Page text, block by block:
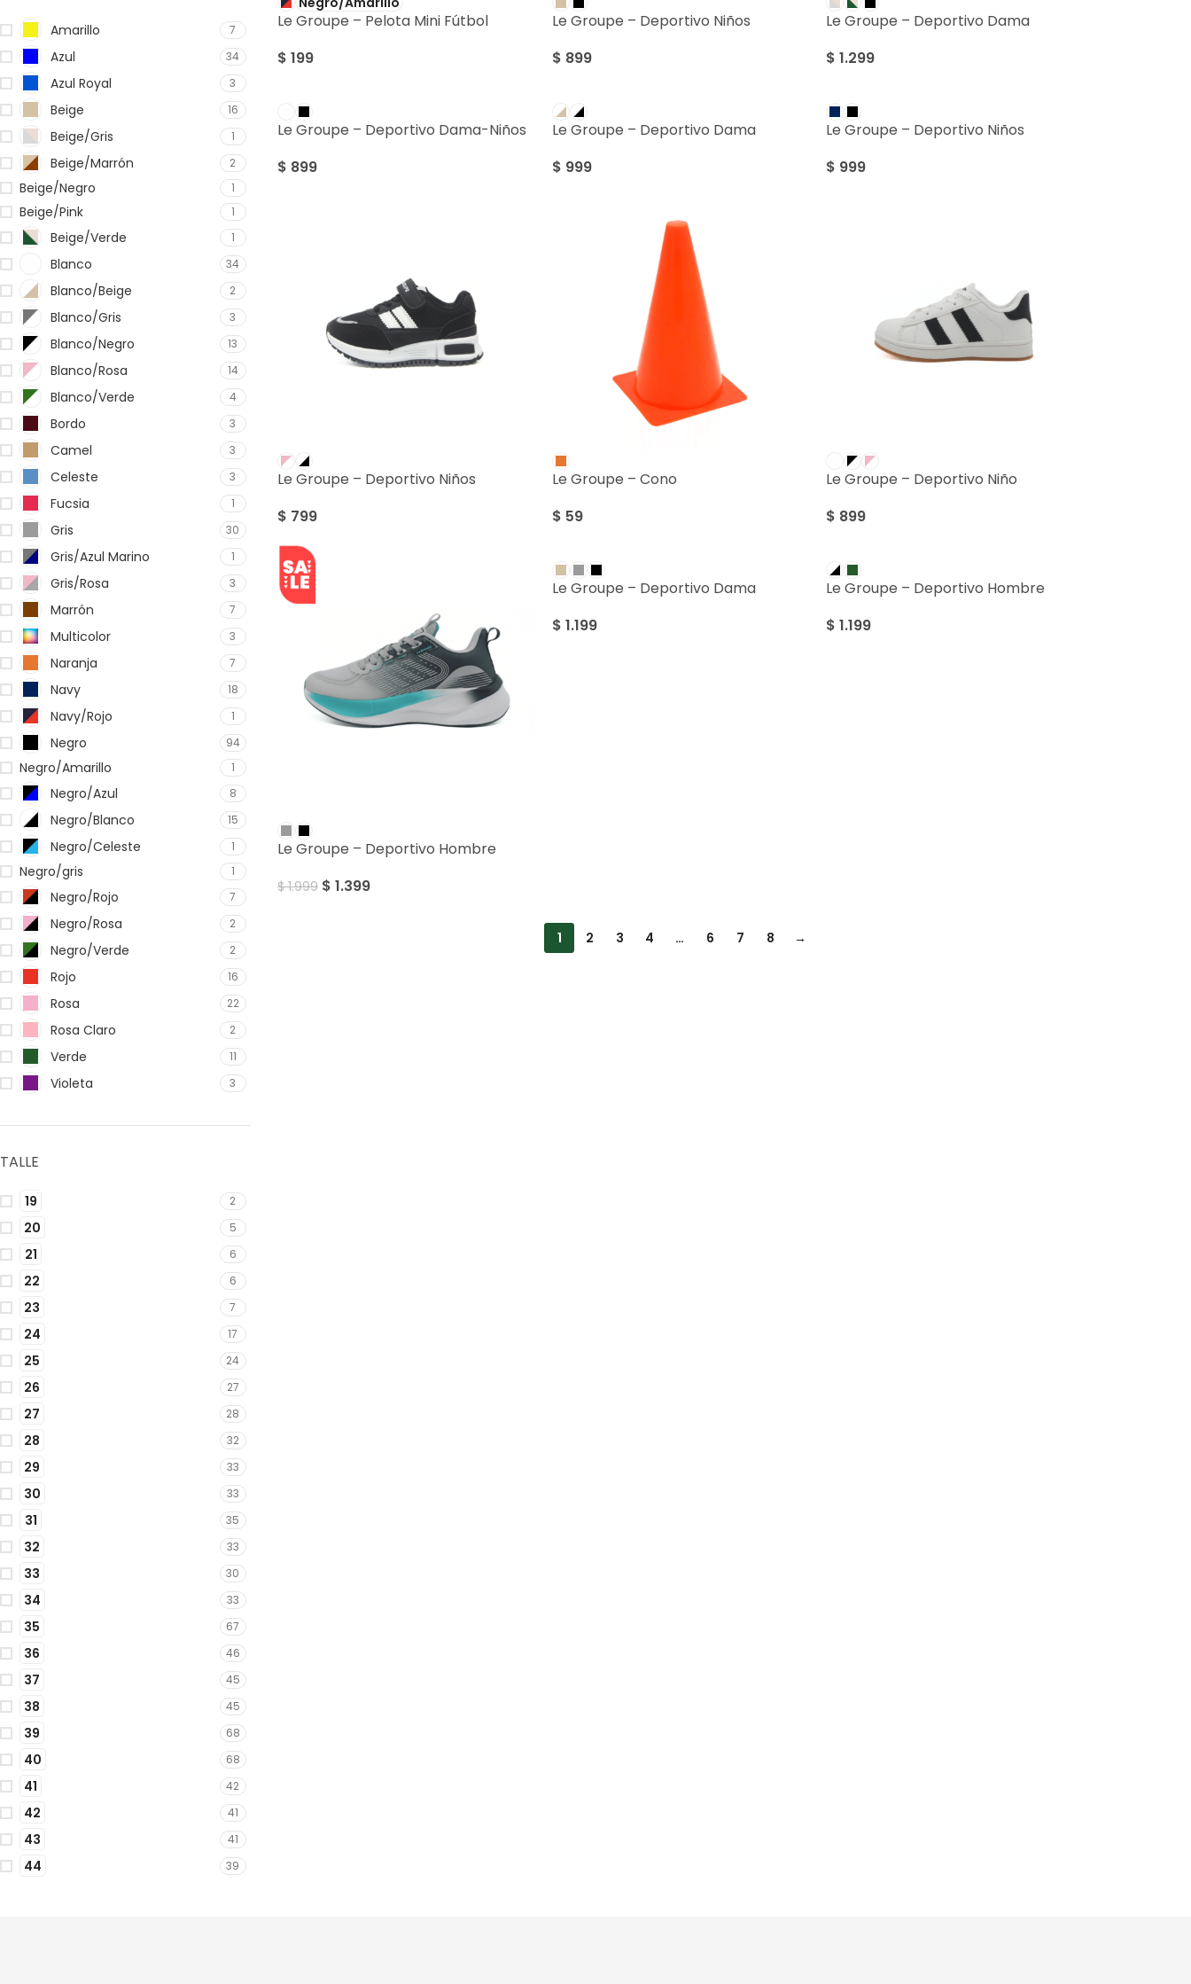
Amarillo 7
Azul 34
Azul Royal 3
Beige 16
Beige/Gris 1
Beige/Marrón 2
Beige/Negro 1
Beige/Pink 1
Beige/Verde 1
Blanco 34
Blanco/Beige 2
Blanco/Gris 3
Blanco/Negro 13
Blanco/Rosa 14
Blanco/Verde 4
Bordo 3
Camel 3
Celeste 3
Fucsia 1
Gris 30
Gris/Azul Marino 1
Gris/Rosa 3
Marrón 7
Multicolor 3
Naranja 7
Navy 18
Navy/Rojo 1
Negro 94
Negro/Amarillo 1
Negro/Azul 8
Negro/Blanco 15
Negro/Celeste 1
Negro/gris 1
Negro/Rojo 7
Negro/Rosa 2
Negro/Verde 2
Rojo 16
Rosa 22
Rosa Claro 2
Verde 11
Violeta 3
TALLE
19 2
20 5
21 6
22 6
23 7
24 17
25 24
26 27
27 28
28 32
29 33
30 33
31 35
32 33
33 30
34 33
35 67
36 46
37 45
38 45
39 68
40 68
41 42
42 41
43 41
44 39
Le Groupe – Pelota Mini Fútbol
$ 199
Le Groupe – Deportivo Niños
$ 899
Le Groupe – Deportivo Dama
$ 1.299
Le Groupe – Deportivo Dama-Niños
$ 899
Le Groupe – Deportivo Dama
$ 999
Le Groupe – Deportivo Niños
$ 999
Le Groupe – Deportivo Niños
$ 799
Le Groupe – Cono
$ 59
Le Groupe – Deportivo Niño
$ 899
Le Groupe – Deportivo Hombre
$1.999 $ 1.399
Le Groupe – Deportivo Dama
$ 1.199
Le Groupe – Deportivo Hombre
$ 1.199
1 2 3 4 … 6 7 8 →